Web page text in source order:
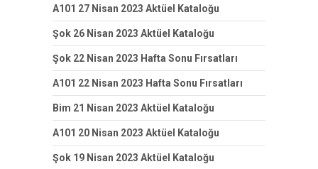
A101 27 Nisan 2023 Aktüel Kataloğu
Şok 26 Nisan 2023 Aktüel Kataloğu
Şok 22 Nisan 2023 Hafta Sonu Fırsatları
A101 22 Nisan 2023 Hafta Sonu Fırsatları
Bim 21 Nisan 2023 Aktüel Kataloğu
A101 20 Nisan 2023 Aktüel Kataloğu
Şok 19 Nisan 2023 Aktüel Kataloğu